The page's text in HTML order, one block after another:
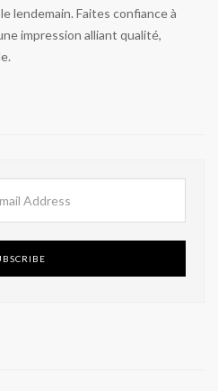
lendemain. Faites confiance à
impression alliant qualité,